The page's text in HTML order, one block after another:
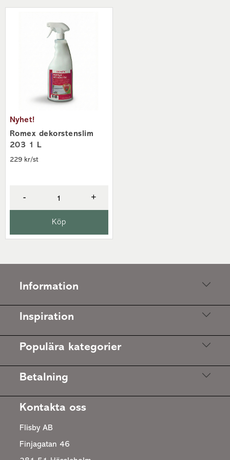
Nyhet!
Romex dekorstenslim
203 1 L
229 kr/st
- +
Köp
Information
Inspiration
Populära kategorier
Betalning
Kontakta oss
Flisby AB
Finjagatan 46